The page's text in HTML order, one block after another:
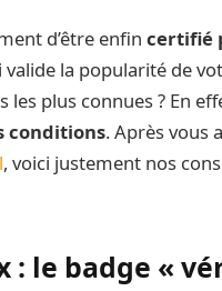
d’être enfin certifié
la popularité de
les plus connues ? En
conditions. Après vous
, voici justement nos
: le badge «